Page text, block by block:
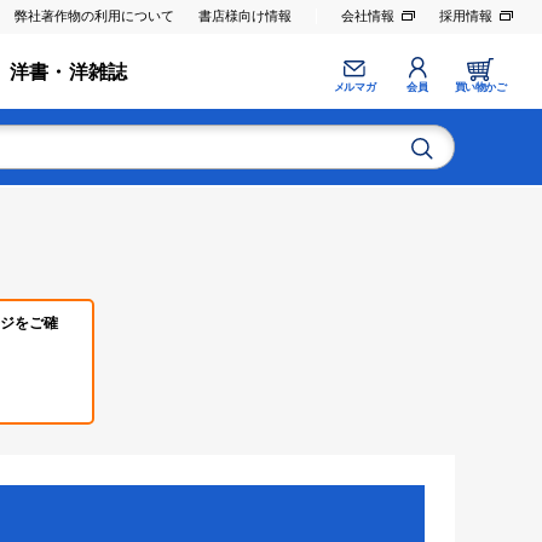
弊社著作物の利用について 書店様向け情報 会社情報 採用情報
洋書・洋雑誌
メルマガ 会員 買い物かご
をご確